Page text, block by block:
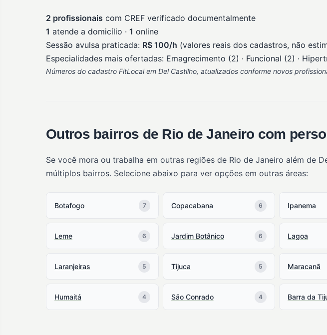
2 profissionais com CREF verificado documentalmente
1 atende a domicílio · 1 online
Sessão avulsa praticada: R$ 100/h (valores reais dos cadastros, não
Especialidades mais ofertadas: Emagrecimento (2) · Funcional (2) ·
Números do cadastro FitLocal em Del Castilho, atualizados conforme novos
Outros bairros de Rio de Janeiro com
Se você mora ou trabalha em outras regiões de Rio de Janeiro além de
múltiplos bairros. Selecione abaixo para ver opções em outras áreas:
Botafogo 7 Copacabana 6 Ipanema
Leme 6 Jardim Botânico 6 Lagoa
Laranjeiras 5 Tijuca 5 Maracanã
Humaitá 4 São Conrado 4 Barra da